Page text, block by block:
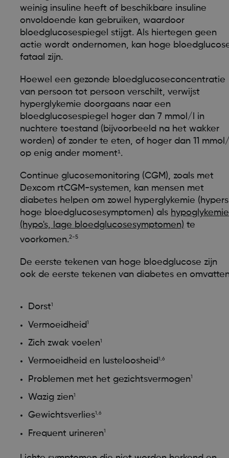
weinig insuline heeft of beschikbare insuline
onvoldoende kan gebruiken, waardoor
bloedglucosespiegel stijgt. Als hiertegen geen
actie wordt ondernomen, kan hoge
fataal zijn.
Hoewel een gezonde bloedglucoseconcentratie
van persoon tot persoon verschilt, verwijst
hyperglykemie doorgaans naar een
bloedglucosespiegel hoger dan 7 mmol/l in
nuchtere toestand (bijvoorbeeld na het wakker
worden) of zonder te eten, of hoger dan 11
op enig ander moment¹.
Continue glucosemonitoring (CGM), zoals met
Dexcom rtCGM-systemen, kan mensen met
diabetes helpen om zowel hyperglykemie
hoge bloedglucosesymptomen) als hypoglykemie
(hypo's, lage bloedglucosesymptomen) te
voorkomen.2-5
De eerste tekenen van hoge bloedglucose zijn
ook de eerste tekenen van diabetes en
Dorst1
Vermoeidheid 1
Zich zwak voelen1
Vermoeidheid en lusteloosheid1,6
Problemen met het gezichtsvermogen1
Wazig zien1
Gewichtsverlies1,6
Frequent urineren1